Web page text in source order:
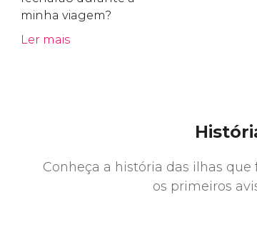
minha viagem?
Ler mais
Conheça a história das ilhas
os primeiros